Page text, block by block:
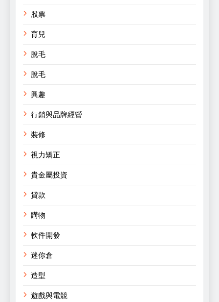
股票
育兒
脫毛
脫毛
興趣
行銷與品牌經營
裝修
視力矯正
貴金屬投資
貸款
購物
軟件開發
迷你倉
造型
遊戲與電競